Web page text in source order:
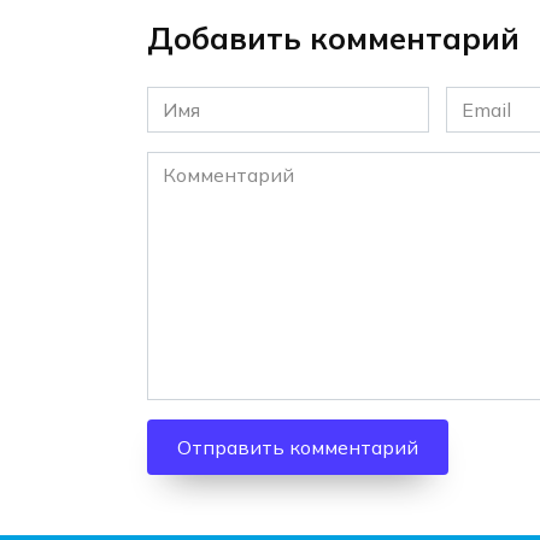
Добавить комментарий
Имя
*
Email
*
Комментарий